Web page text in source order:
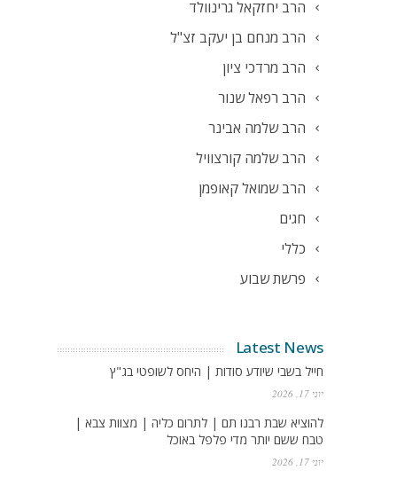
הרב יחזקאל גרינוולד
הרב מנחם בן יעקב זצ"ל
הרב מרדכי ציון
הרב רפאל שנור
הרב שלמה אבינר
הרב שלמה קורצוויל
הרב שמואל קאופמן
חגים
כללי
פרשת שבוע
Latest News
חייל בשבי שיודע סודות | היחס לשופטי בג"ץ
יוני 17, 2026
להוציא שבת רבנו תם | לתרום כליה | מצוות צבא |
טבח ששם יותר מדי פלפל באוכל
יוני 17, 2026